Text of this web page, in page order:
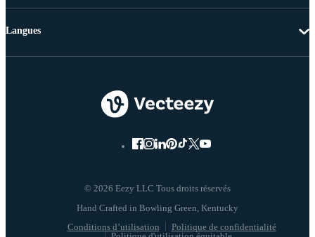
© 2026 Eezy LLC Tous droits réservés
Conditions d’utilisation
Politique de confidentialité
Langues